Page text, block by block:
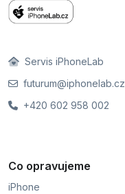
Servis iPhoneLab
futurum@iphonelab.cz
+420 602 958 002
Co opravujeme
iPhone